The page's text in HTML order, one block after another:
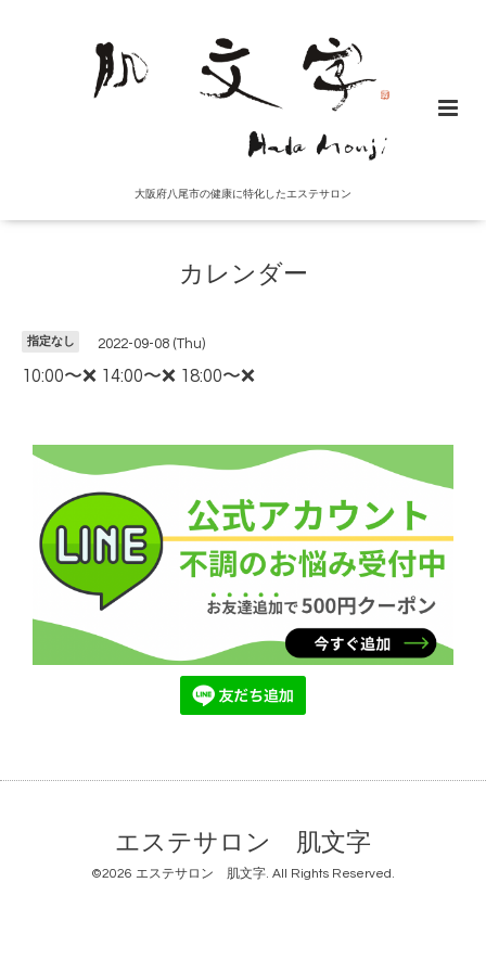
大阪府八尾市の健康に特化したエステサロン
カレンダー
指定なし 2022-09-08 (Thu)
10:00〜❌ 14:00〜❌ 18:00〜❌
エステサロン 肌文字
©2026 エステサロン 肌文字. All Rights Reserved.